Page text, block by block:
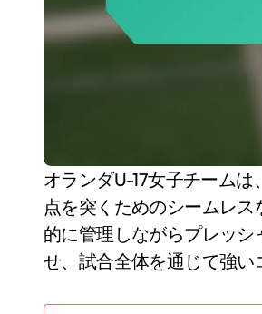
オランダU-17女子チームは、攻撃の流動性と守備の堅実さを見事に融合させており、相手の弱
点を突くためのシームレ
的に管理しながらプレッ
せ、試合全体を通じて強い